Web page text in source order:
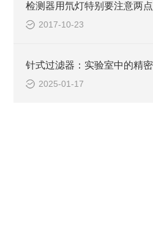
检测器用氘灯特别要注意两点
2017-10-23
2025-01-17